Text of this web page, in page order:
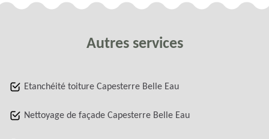
Autres services
Etanchéité toiture Capesterre Belle Eau
Nettoyage de façade Capesterre Belle Eau